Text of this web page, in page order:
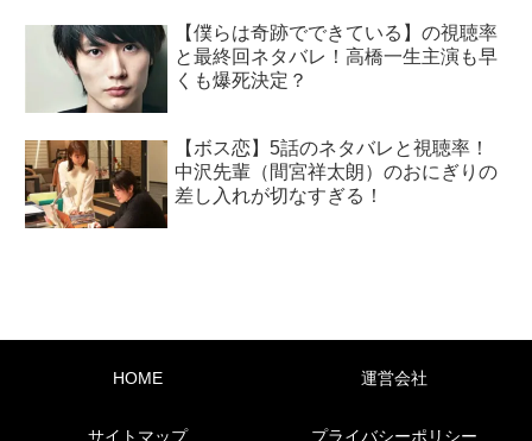
【僕らは奇跡でできている】の視聴率
と最終回ネタバレ！高橋一生主演も早
くも爆死決定？
【ボス恋】5話のネタバレと視聴率！
中沢先輩（間宮祥太朗）のおにぎりの
差し入れが切なすぎる！
HOME 運営会社
サイトマップ プライバシーポリシー